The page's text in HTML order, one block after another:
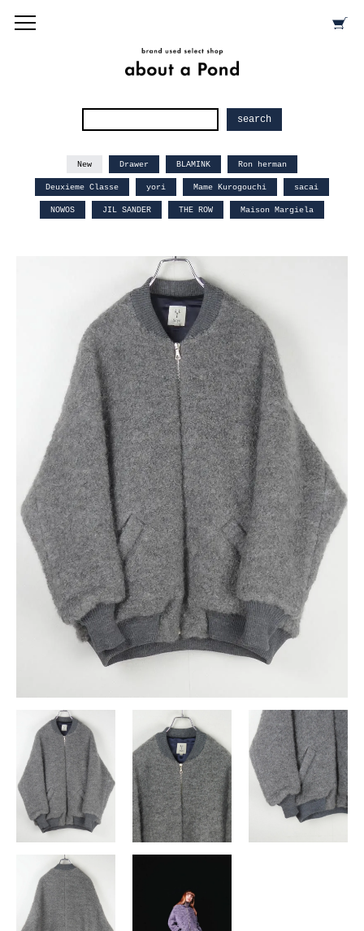
New Drawer BLAMINK Ron herman
Deuxieme Classe yori Mame Kurogouchi sacai
NOWOS JIL SANDER THE ROW Maison Margiela